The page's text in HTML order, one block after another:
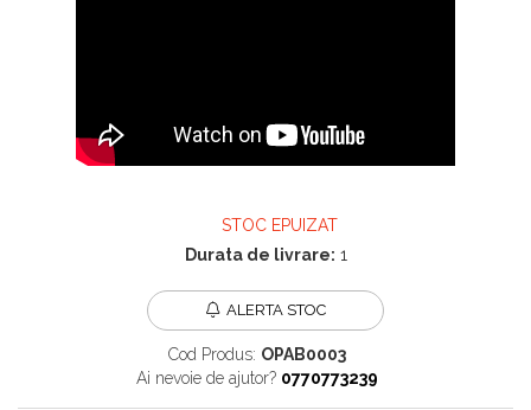
Bijuterii perle
Bijuterii piatra lunii
Bijuterii sidef si abalone
Bijuterii smarald
STOC EPUIZAT
Durata de livrare: 1
ALERTA STOC
Cod Produs: OPAB0003
Ai nevoie de ajutor? 0770773239